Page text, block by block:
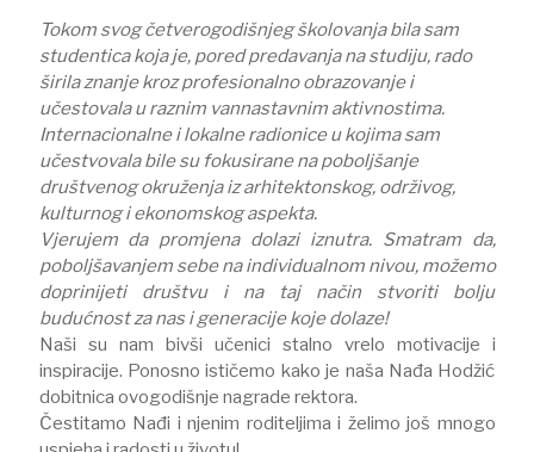
Tokom svog četverogodišnjeg školovanja bila sam
studentica koja je, pored predavanja na studiju, rado
širila znanje kroz profesionalno obrazovanje i
učestovala u raznim vannastavnim aktivnostima.
Internacionalne i lokalne radionice u kojima sam
učestvovala bile su fokusirane na poboljšanje
društvenog okruženja iz arhitektonskog, održivog,
kulturnog i ekonomskog aspekta.
Vjerujem da promjena dolazi iznutra. Smatram da,
poboljšavanjem sebe na individualnom nivou, možemo
doprinijeti društvu i na taj način stvoriti bolju
budućnost za nas i generacije koje dolaze!
Naši su nam bivši učenici stalno vrelo motivacije i
inspiracije. Ponosno ističemo kako je naša Nađa Hodžić
dobitnica ovogodišnje nagrade rektora.
Čestitamo Nađi i njenim roditeljima i želimo još mnogo